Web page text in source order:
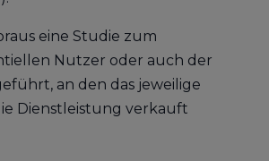
eine Studie zum
Nutzer oder auch der
an den das jeweilige
Dienstleistung verkauft